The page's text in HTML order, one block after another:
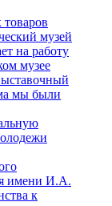
музей
на работу
музее
мы были
имени И.А.
к